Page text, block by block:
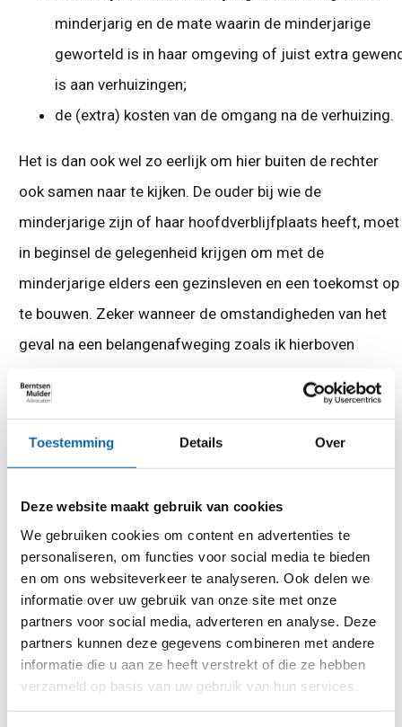
Toestemming Details Over
Deze website maakt gebruik van cookies
We gebruiken cookies om content en advertenties te
personaliseren, om functies voor social media te bieden
en om ons websiteverkeer te analyseren. Ook delen we
informatie over uw gebruik van onze site met onze
partners voor social media, adverteren en analyse. Deze
partners kunnen deze gegevens combineren met andere
informatie die u aan ze heeft verstrekt of die ze hebben
verzameld op basis van uw gebruik van hun services.
minderjarig en de mate waarin de minderjarige
geworteld is in haar omgeving of juist extra
is aan verhuizingen;
de (extra) kosten van de omgang na de verhuizing.
Het is dan ook wel zo eerlijk om hier buiten de rechter
ook samen naar te kijken. De ouder bij wie de
minderjarige zijn of haar hoofdverblijfplaats heeft, moet
in beginsel de gelegenheid krijgen om met de
minderjarige elders een gezinsleven en een toekomst op
te bouwen. Zeker wanneer de omstandigheden van het
geval na een belangenafweging zoals ik hierboven
Lees ook:
►De nieuwe liefde van je ex – welke afspraken kun je
Ten slotte
Uiteraard kunnen er nog veel meer redenen zijn om te
willen verhuizen. De bovengenoemde omstandigheden
worden in elke situatie bekeken. Hebt u hier vragen over,
of wilt u advies over uw specifieke persoonlijke